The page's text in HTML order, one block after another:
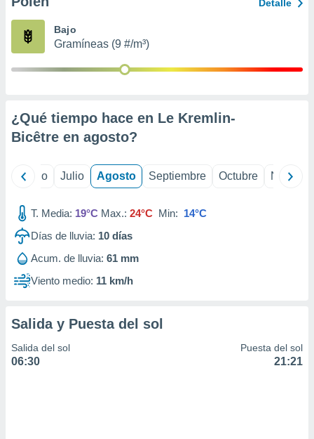
publicidad
1199
Detalle
Bajo
Gramíneas (9 #/m³)
¿Qué tiempo hace en Le Kremlin-
Bicêtre en agosto?
Junio Julio Agosto Septiembre Octubre
T. Media: 19°C Max.: 24°C Min: 14°C
Días de lluvia: 10 días
Acum. de lluvia: 61 mm
Viento medio: 11 km/h
Salida y Puesta del sol
Salida del sol
06:30
Puesta del sol
21:21